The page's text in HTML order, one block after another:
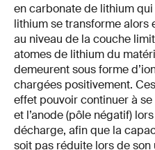
en carbonate de lithium
lithium se transforme alors
au niveau de la couche
atomes de lithium du
demeurent sous forme
chargées positivement.
effet pouvoir continuer à
et l’anode (pôle négatif)
décharge, afin que la
soit pas réduite lors de